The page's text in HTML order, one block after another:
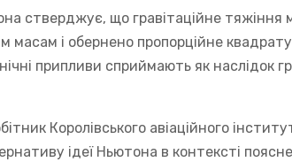
стверджує, що гравітаційне
масам і обернено пропорційне
припливи сприймають як наслідок
Королівського авіаційного
ідеї Ньютона в контексті